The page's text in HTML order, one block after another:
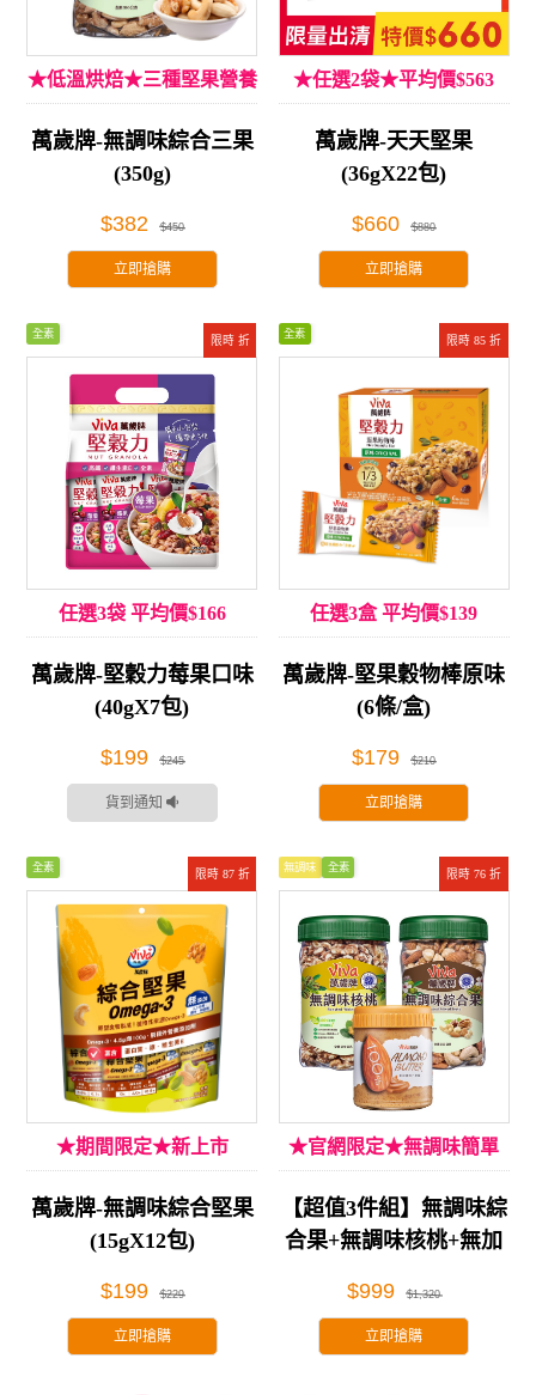
★低溫烘焙★三種堅果營養
萬歲牌-無調味綜合三果
(350g)
$382 $450
立即搶購
★任選2袋★平均價$563
萬歲牌-天天堅果
(36gX22包)
$660 $880
立即搶購
限時 折
全素
任選3袋 平均價$166
萬歲牌-堅穀力莓果口味
(40gX7包)
$199 $245
貨到通知
限時 85 折
全素
任選3盒 平均價$139
萬歲牌-堅果穀物棒原味
(6條/盒)
$179 $210
立即搶購
限時 87 折
全素
★期間限定★新上市
萬歲牌-無調味綜合堅果
(15gX12包)
$199 $229
立即搶購
限時 76 折
無調味 全素
★官網限定★無調味簡單
吃!
【超值3件組】無調味綜
合果+無調味核桃+無加
$999 $1,320
立即搶購